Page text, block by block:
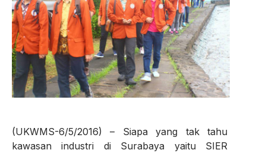
(UKWMS-6/5/2016) – Siapa yang tak tahu
kawasan industri di Surabaya yaitu SIER